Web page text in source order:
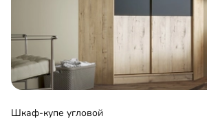
Шкаф-купе угловой